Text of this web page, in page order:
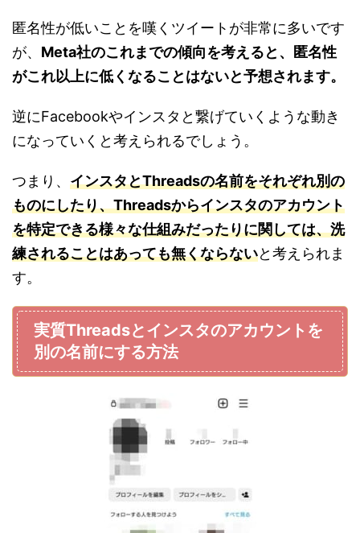
匿名性が低いことを嘆くツイートが非常に多いです
が、 Meta社のこれまでの傾向を考えると、匿名性
がこれ以上に低くなることはないと予想されます。
逆にFacebookやインスタと繋げていくような動き
になっていくと考えられるでしょう。
つまり、 インスタとThreadsの名前をそれぞれ別の
ものにしたり、Threadsからインスタのアカウント
を特定できる様々な仕組みだったりに関しては、洗
練されることはあっても無くならないと考えられま
す。
実質Threadsとインスタのアカウントを
別の名前にする方法